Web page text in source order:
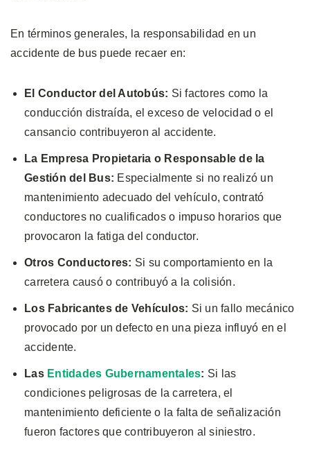
En términos generales, la responsabilidad en un
accidente de bus puede recaer en:
El Conductor del Autobús: Si factores como la
conducción distraída, el exceso de velocidad o el
cansancio contribuyeron al accidente.
La Empresa Propietaria o Responsable de la
Gestión del Bus: Especialmente si no realizó un
mantenimiento adecuado del vehículo, contrató
conductores no cualificados o impuso horarios que
provocaron la fatiga del conductor.
Otros Conductores: Si su comportamiento en la
carretera causó o contribuyó a la colisión.
Los Fabricantes de Vehículos: Si un fallo mecánico
provocado por un defecto en una pieza influyó en el
accidente.
Las Entidades Gubernamentales: Si las
condiciones peligrosas de la carretera, el
mantenimiento deficiente o la falta de señalización
fueron factores que contribuyeron al siniestro.